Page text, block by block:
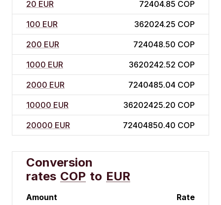
20 EUR 72404.85 COP
100 EUR 362024.25 COP
200 EUR 724048.50 COP
1000 EUR 3620242.52 COP
2000 EUR 7240485.04 COP
10000 EUR 36202425.20 COP
20000 EUR 72404850.40 COP
Conversion
rates COP to EUR
Amount Rate